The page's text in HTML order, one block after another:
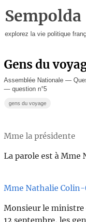
Sempolda
explorez la vie politique
Gens du
Assemblée Nationale —
— question n°5
gens du voyage
Mme la présidente
La parole est à Mme
Mme Nathalie Colin-
Monsieur le ministre